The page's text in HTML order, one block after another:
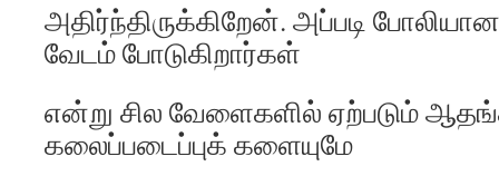
அதிர்ந்திருக்கிறேன். அப்படி
வேடம் போடுகிறார்கள்
என்று சில வேளைகளில் ஏற்படும்
கலைப்படைப்புக் களையுமே